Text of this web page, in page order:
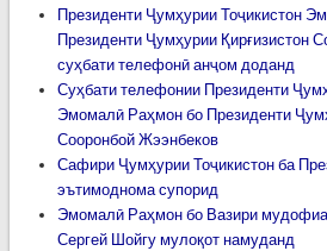
Президенти Ҷумҳурии Тоҷикистон
Президенти Ҷумҳурии Қирғизистон
суҳбати телефонӣ анҷом доданд
Суҳбати телефонии Президенти
Эмомалӣ Раҳмон бо Президенти
Сооронбой Жээнбеков
Сафири Ҷумҳурии Тоҷикистон ба
эътимоднома супорид
Эмомалӣ Раҳмон бо Вазири
Сергей Шойгу мулоқот намуданд